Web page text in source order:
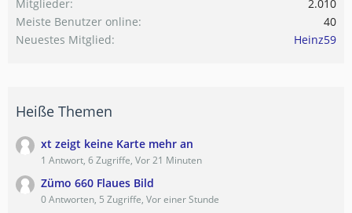
Mitglieder
2.010
Meiste Benutzer online
40
Neuestes Mitglied
Heinz59
Heiße Themen
xt zeigt keine Karte mehr an
1 Antwort, 6 Zugriffe, Vor 21 Minuten
Zümo 660 Flaues Bild
0 Antworten, 5 Zugriffe, Vor einer Stunde